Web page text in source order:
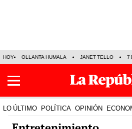
HOY OLLANTA HUMALA JANET TELLO 7
LO ÚLTIMO POLÍTICA OPINIÓN